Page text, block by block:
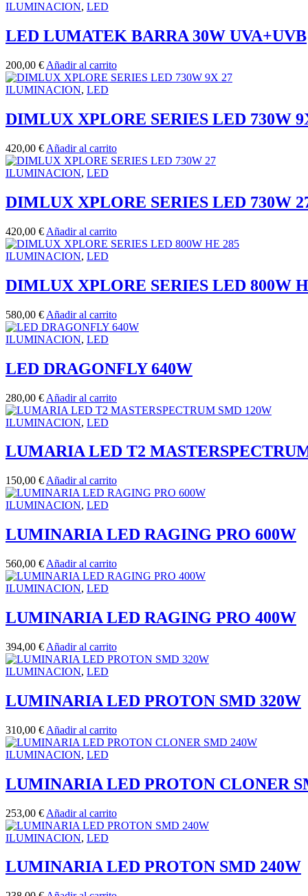
ILUMINACION, LED
LED LUMATEK BARRA 30W UVA+UVB
200,00 € Añadir al carrito
ILUMINACION, LED
DIMLUX XPLORE SERIES LED 730W
420,00 € Añadir al carrito
ILUMINACION, LED
DIMLUX XPLORE SERIES LED 730W
420,00 € Añadir al carrito
ILUMINACION, LED
DIMLUX XPLORE SERIES LED 800W
580,00 € Añadir al carrito
ILUMINACION, LED
LED DRAGONFLY 640W
280,00 € Añadir al carrito
ILUMINACION, LED
LUMARIA LED T2
150,00 € Añadir al carrito
ILUMINACION, LED
LUMINARIA LED RAGING PRO 600W
560,00 € Añadir al carrito
ILUMINACION, LED
LUMINARIA LED RAGING PRO 400W
394,00 € Añadir al carrito
ILUMINACION, LED
LUMINARIA LED PROTON SMD 320W
310,00 € Añadir al carrito
ILUMINACION, LED
LUMINARIA LED PROTON CLONER
253,00 € Añadir al carrito
ILUMINACION, LED
LUMINARIA LED PROTON SMD 240W